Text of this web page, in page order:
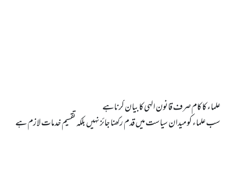
سب علماء کو میدان سیاست میں قدم رکھنا جائز نہیں بلکہ تقسیم خدمات لازم ہے